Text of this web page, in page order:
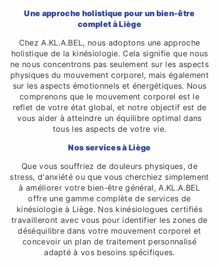
Une approche holistique pour un bien-être
complet à Liège
Chez A.KL.A.BEL, nous adoptons une approche
holistique de la kinésiologie. Cela signifie que nous
ne nous concentrons pas seulement sur les aspects
physiques du mouvement corporel, mais également
sur les aspects émotionnels et énergétiques. Nous
comprenons que le mouvement corporel est le
reflet de votre état global, et notre objectif est de
vous aider à atteindre un équilibre optimal dans
tous les aspects de votre vie.
Nos services à Liège
Que vous souffriez de douleurs physiques, de
stress, d'anxiété ou que vous cherchiez simplement
à améliorer votre bien-être général, A.KL.A.BEL
offre une gamme complète de services de
kinésiologie à Liège. Nos kinésiologues certifiés
travailleront avec vous pour identifier les zones de
déséquilibre dans votre mouvement corporel et
concevoir un plan de traitement personnalisé
adapté à vos besoins spécifiques.